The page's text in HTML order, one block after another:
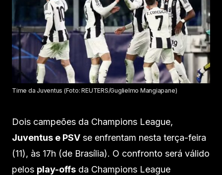
Time da Juventus (Foto: REUTERS/Guglielmo Mangiapane)
Dois campeões da Champions League,
Juventus e PSV se enfrentam nesta terça-feira
(11), às 17h (de Brasília). O confronto será válido
pelos play-offs da Champions League